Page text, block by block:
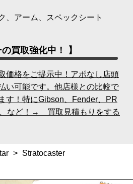
、アーム、スペックシート
の買取強化中！ 】
価格をご提示中！アポなし店頭
い可能です。他店様との比較で
す！特にGibson、Fender、PR
など！→ 買取見積もりをする
> Stratocaster